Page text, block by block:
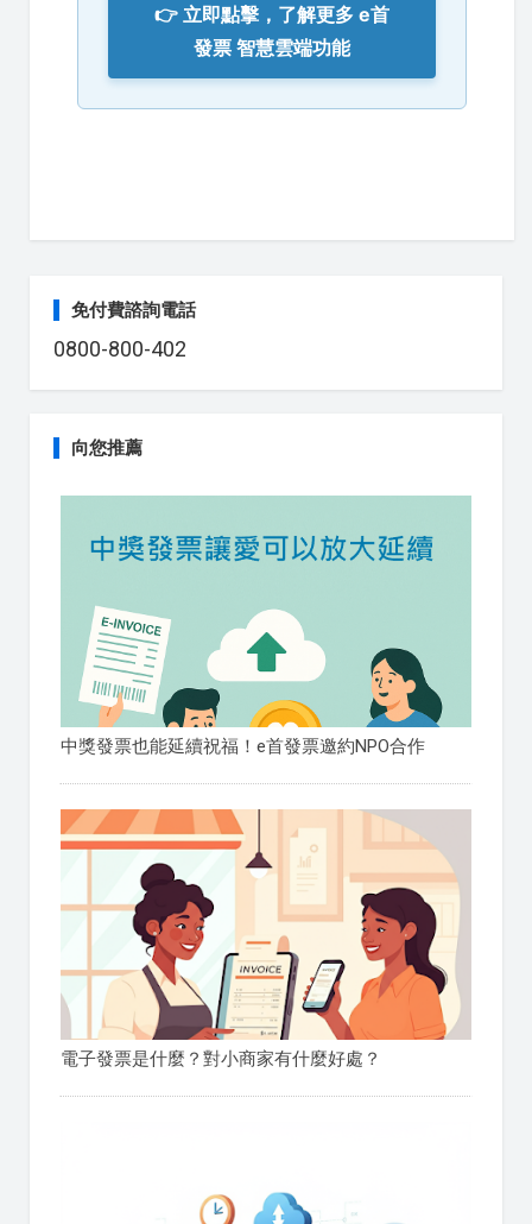
👉 立即點擊，了解更多 e首
發票 智慧雲端功能
免付費諮詢電話
0800-800-402
向您推薦
中獎發票也能延續祝福！e首發票邀約NPO合作
電子發票是什麼？對小商家有什麼好處？